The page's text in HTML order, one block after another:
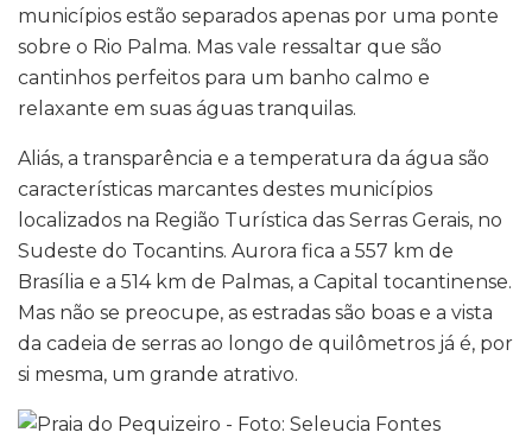
municípios estão separados apenas por uma ponte
sobre o Rio Palma. Mas vale ressaltar que são
cantinhos perfeitos para um banho calmo e
relaxante em suas águas tranquilas.
Aliás, a transparência e a temperatura da água são
características marcantes destes municípios
localizados na Região Turística das Serras Gerais, no
Sudeste do Tocantins. Aurora fica a 557 km de
Brasília e a 514 km de Palmas, a Capital tocantinense.
Mas não se preocupe, as estradas são boas e a vista
da cadeia de serras ao longo de quilômetros já é, por
si mesma, um grande atrativo.